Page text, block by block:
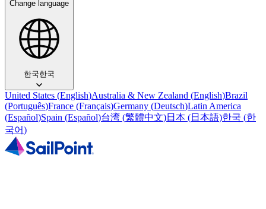
Change language
한국한국
United States (English)Australia & New Zealand (English)Brazil
(Português)France (Français)Germany (Deutsch)Latin America
(Español)Spain (Español)台湾 (繁體中文)日本 (日本語)한국 (한
국어)